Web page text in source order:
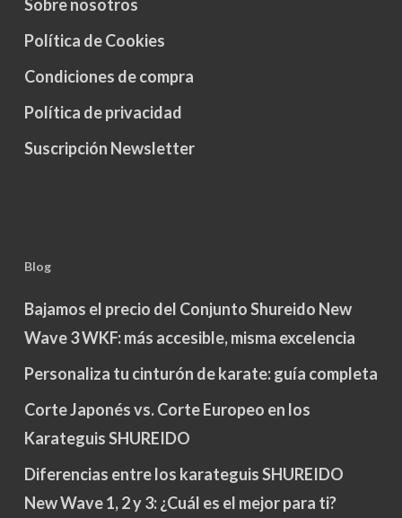
Sobre nosotros
Política de Cookies
Condiciones de compra
Política de privacidad
Suscripción Newsletter
Blog
Bajamos el precio del Conjunto Shureido New
Wave 3 WKF: más accesible, misma excelencia
Personaliza tu cinturón de karate: guía completa
Corte Japonés vs. Corte Europeo en los
Karateguis SHUREIDO
Diferencias entre los karateguis SHUREIDO
New Wave 1, 2 y 3: ¿Cuál es el mejor para ti?